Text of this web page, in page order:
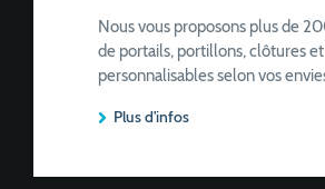
Nous vous proposons plus de
de portails, portillons, clôtures
personnalisables selon vos
Plus d'infos